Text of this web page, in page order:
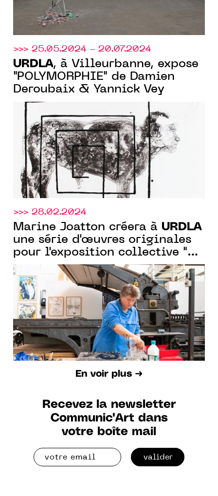
>>> 25.05.2024 - 20.07.2024
URDLA, à Villeurbanne, expose
"POLYMORPHIE" de Damien
Deroubaix & Yannick Vey
>>> 28.02.2024
Marine Joatton créera à URDLA
une série d'œuvres originales
pour l'exposition collective "Un
drôle de pingouin"
En voir plus ➜
Recevez la newsletter
Communic'Art dans
votre boîte mail
valider